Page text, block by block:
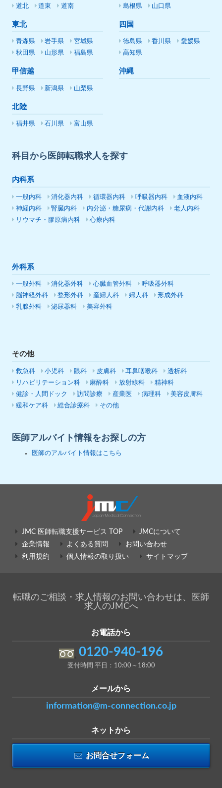
道北
道東 道南
東北
青森県 岩手県
宮城県
秋田県
山形県 福島県
甲信越
長野県 新潟県 山梨県
北陸
福井県 石川県 富山県
島根県
山口県
四国
徳島県 香川県
愛媛県
高知県
沖縄
科目から医師転職求人を探す
内科系
一般内科 消化器内科 循環器内科 呼吸器内科
血液内科
神経内科
腎臓内科 内分泌・糖尿病・代謝内科
老人内科
リウマチ・膠原病内科
心療内科
外科系
一般外科 消化器外科 心臓血管外科
呼吸器外科
脳神経外科
整形外科 産婦人科 婦人科
形成外科
乳腺外科
泌尿器科 美容外科
その他
救急科 小児科 眼科 皮膚科 耳鼻咽喉科
透析科
リハビリテーション科
麻酔科 放射線科
精神科
健診・人間ドック
訪問診療 産業医 病理科
美容皮膚科
緩和ケア科
総合診療科 その他
医師アルバイト情報をお探しの方
医師のアルバイト情報はこちら
JMC 医師転職支援サービス TOP
JMCについて
企業情報
よくある質問
お問い合わせ
利用規約
個人情報の取り扱い サイトマップ
転職のご相談・求人情報のお問い合わせは、医師
求人のJMCへ
お電話から
0120-940-196
受付時間 平日：10:00～18:00
メールから
information@m-connection.co.jp
ネットから
お問合せフォーム